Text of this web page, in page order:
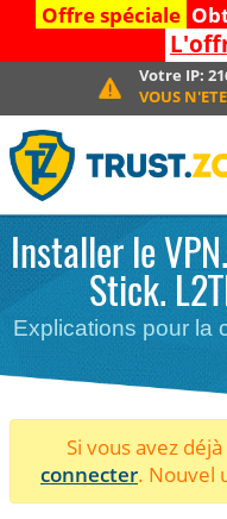
Offre spéciale
Votre IP:
VOUS
Installer le
Stick.
Explications pour la
Si vous avez
connecter. Nouvel